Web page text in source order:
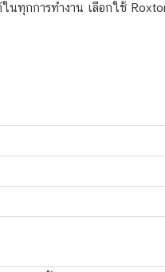
นทุกการทำงาน เลือกใช้